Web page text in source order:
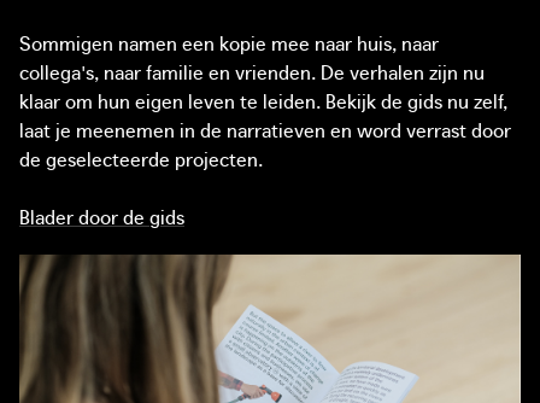
Sommigen namen een kopie mee naar huis, naar
collega's, naar familie en vrienden. De verhalen zijn nu
klaar om hun eigen leven te leiden. Bekijk de gids nu zelf,
laat je meenemen in de narratieven en word verrast door
de geselecteerde projecten.
Blader door de gids